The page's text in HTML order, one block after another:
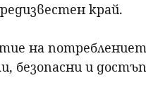
край.
на
безопасни и